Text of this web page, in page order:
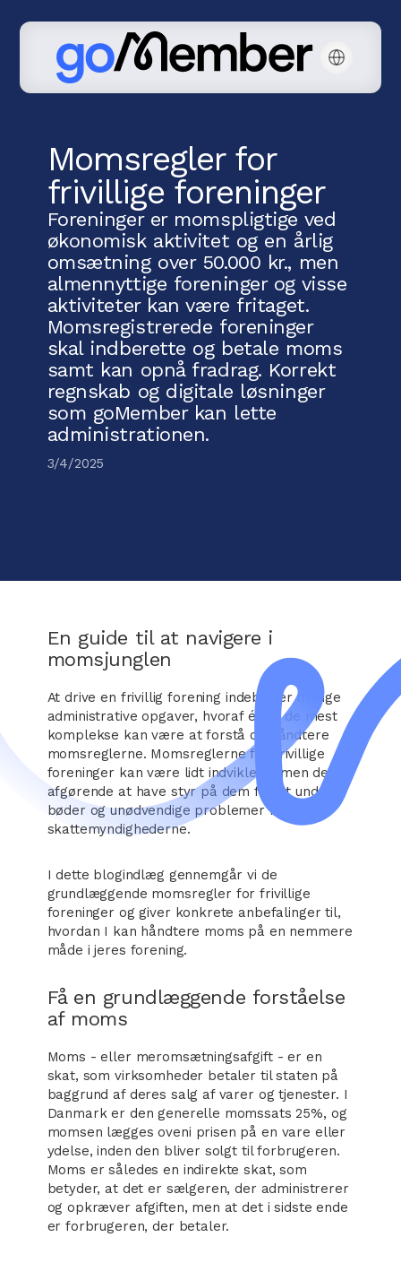
Momsregler for
frivillige foreninger
Foreninger er momspligtige ved
økonomisk aktivitet og en årlig
omsætning over 50.000 kr., men
almennyttige foreninger og visse
aktiviteter kan være fritaget.
Momsregistrerede foreninger
skal indberette og betale moms
samt kan opnå fradrag. Korrekt
regnskab og digitale løsninger
som goMember kan lette
administrationen.
3/4/2025
En guide til at navigere i
momsjunglen
At drive en frivillig forening indebærer mange
administrative opgaver, hvoraf én af de mest
komplekse kan være at forstå og håndtere
momsreglerne. Momsreglerne for frivillige
foreninger kan være lidt indviklede, men det er
afgørende at have styr på dem for at undgå
bøder og unødvendige problemer med
skattemyndighederne.
I dette blogindlæg gennemgår vi de
grundlæggende momsregler for frivillige
foreninger og giver konkrete anbefalinger til,
hvordan I kan håndtere moms på en nemmere
måde i jeres forening.
Få en grundlæggende forståelse
af moms
Moms - eller meromsætningsafgift - er en
skat, som virksomheder betaler til staten på
baggrund af deres salg af varer og tjenester. I
Danmark er den generelle momssats 25%, og
momsen lægges oveni prisen på en vare eller
ydelse, inden den bliver solgt til forbrugeren.
Moms er således en indirekte skat, som
betyder, at det er sælgeren, der administrerer
og opkræver afgiften, men at det i sidste ende
er forbrugeren, der betaler.